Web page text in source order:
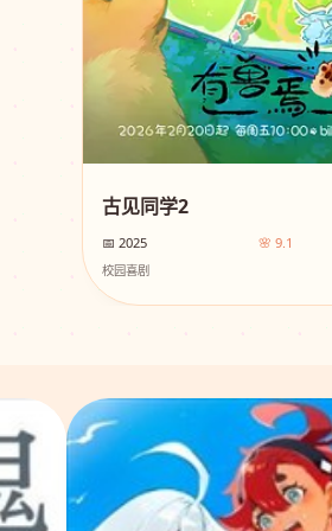
古见同学2
📅 2025 🌸 9.1
校园喜剧